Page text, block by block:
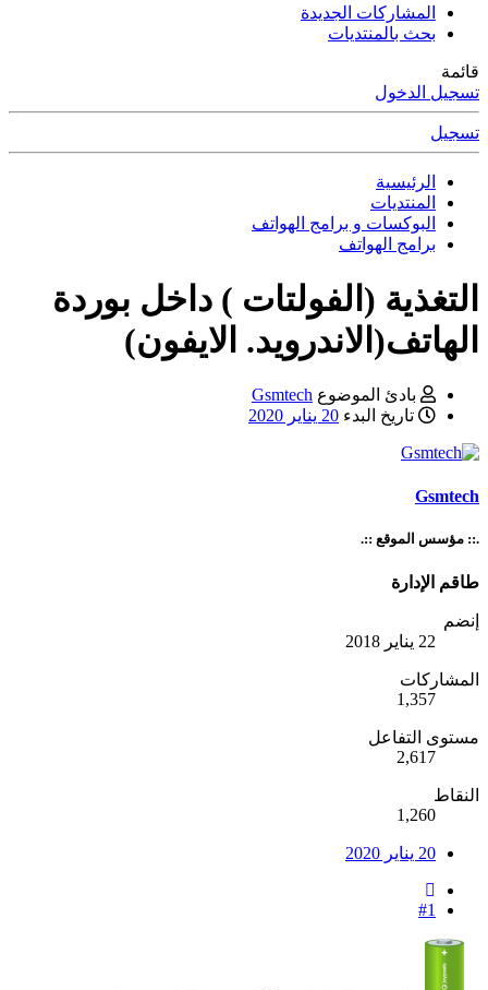
المشاركات الجديدة
بحث بالمنتديات
قائمة
تسجيل الدخول
تسجيل
الرئيسية
المنتديات
البوكسات و برامج الهواتف
برامج الهواتف
التغذية (الفولتات ) داخل بوردة
الهاتف(الاندرويد. الايفون)
بادئ الموضوع Gsmtech
تاريخ البدء 20 يناير 2020
Gsmtech
.:: مؤسس الموقع ::.
طاقم الإدارة
إنضم
22 يناير 2018
المشاركات
1,357
مستوى التفاعل
2,617
النقاط
1,260
20 يناير 2020
#1